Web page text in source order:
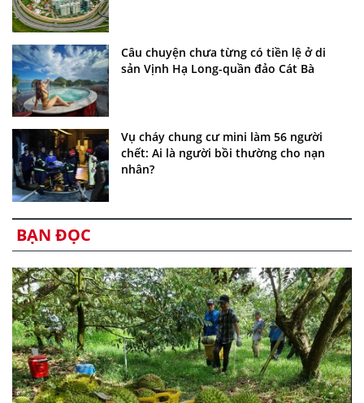
Câu chuyện chưa từng có tiền lệ ở di
sản Vịnh Hạ Long-quần đảo Cát Bà
Vụ cháy chung cư mini làm 56 người
chết: Ai là người bồi thường cho nạn
nhân?
BẠN ĐỌC